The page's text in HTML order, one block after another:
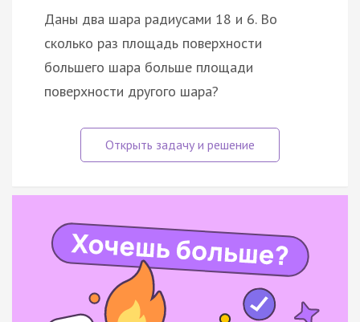
Даны два шара радиусами 18 и 6. Во
сколько раз площадь поверхности
большего шара больше площади
поверхности другого шара?